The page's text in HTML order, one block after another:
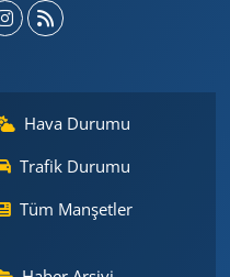
Hava Durumu
Trafik Durumu
Tüm Manşetler